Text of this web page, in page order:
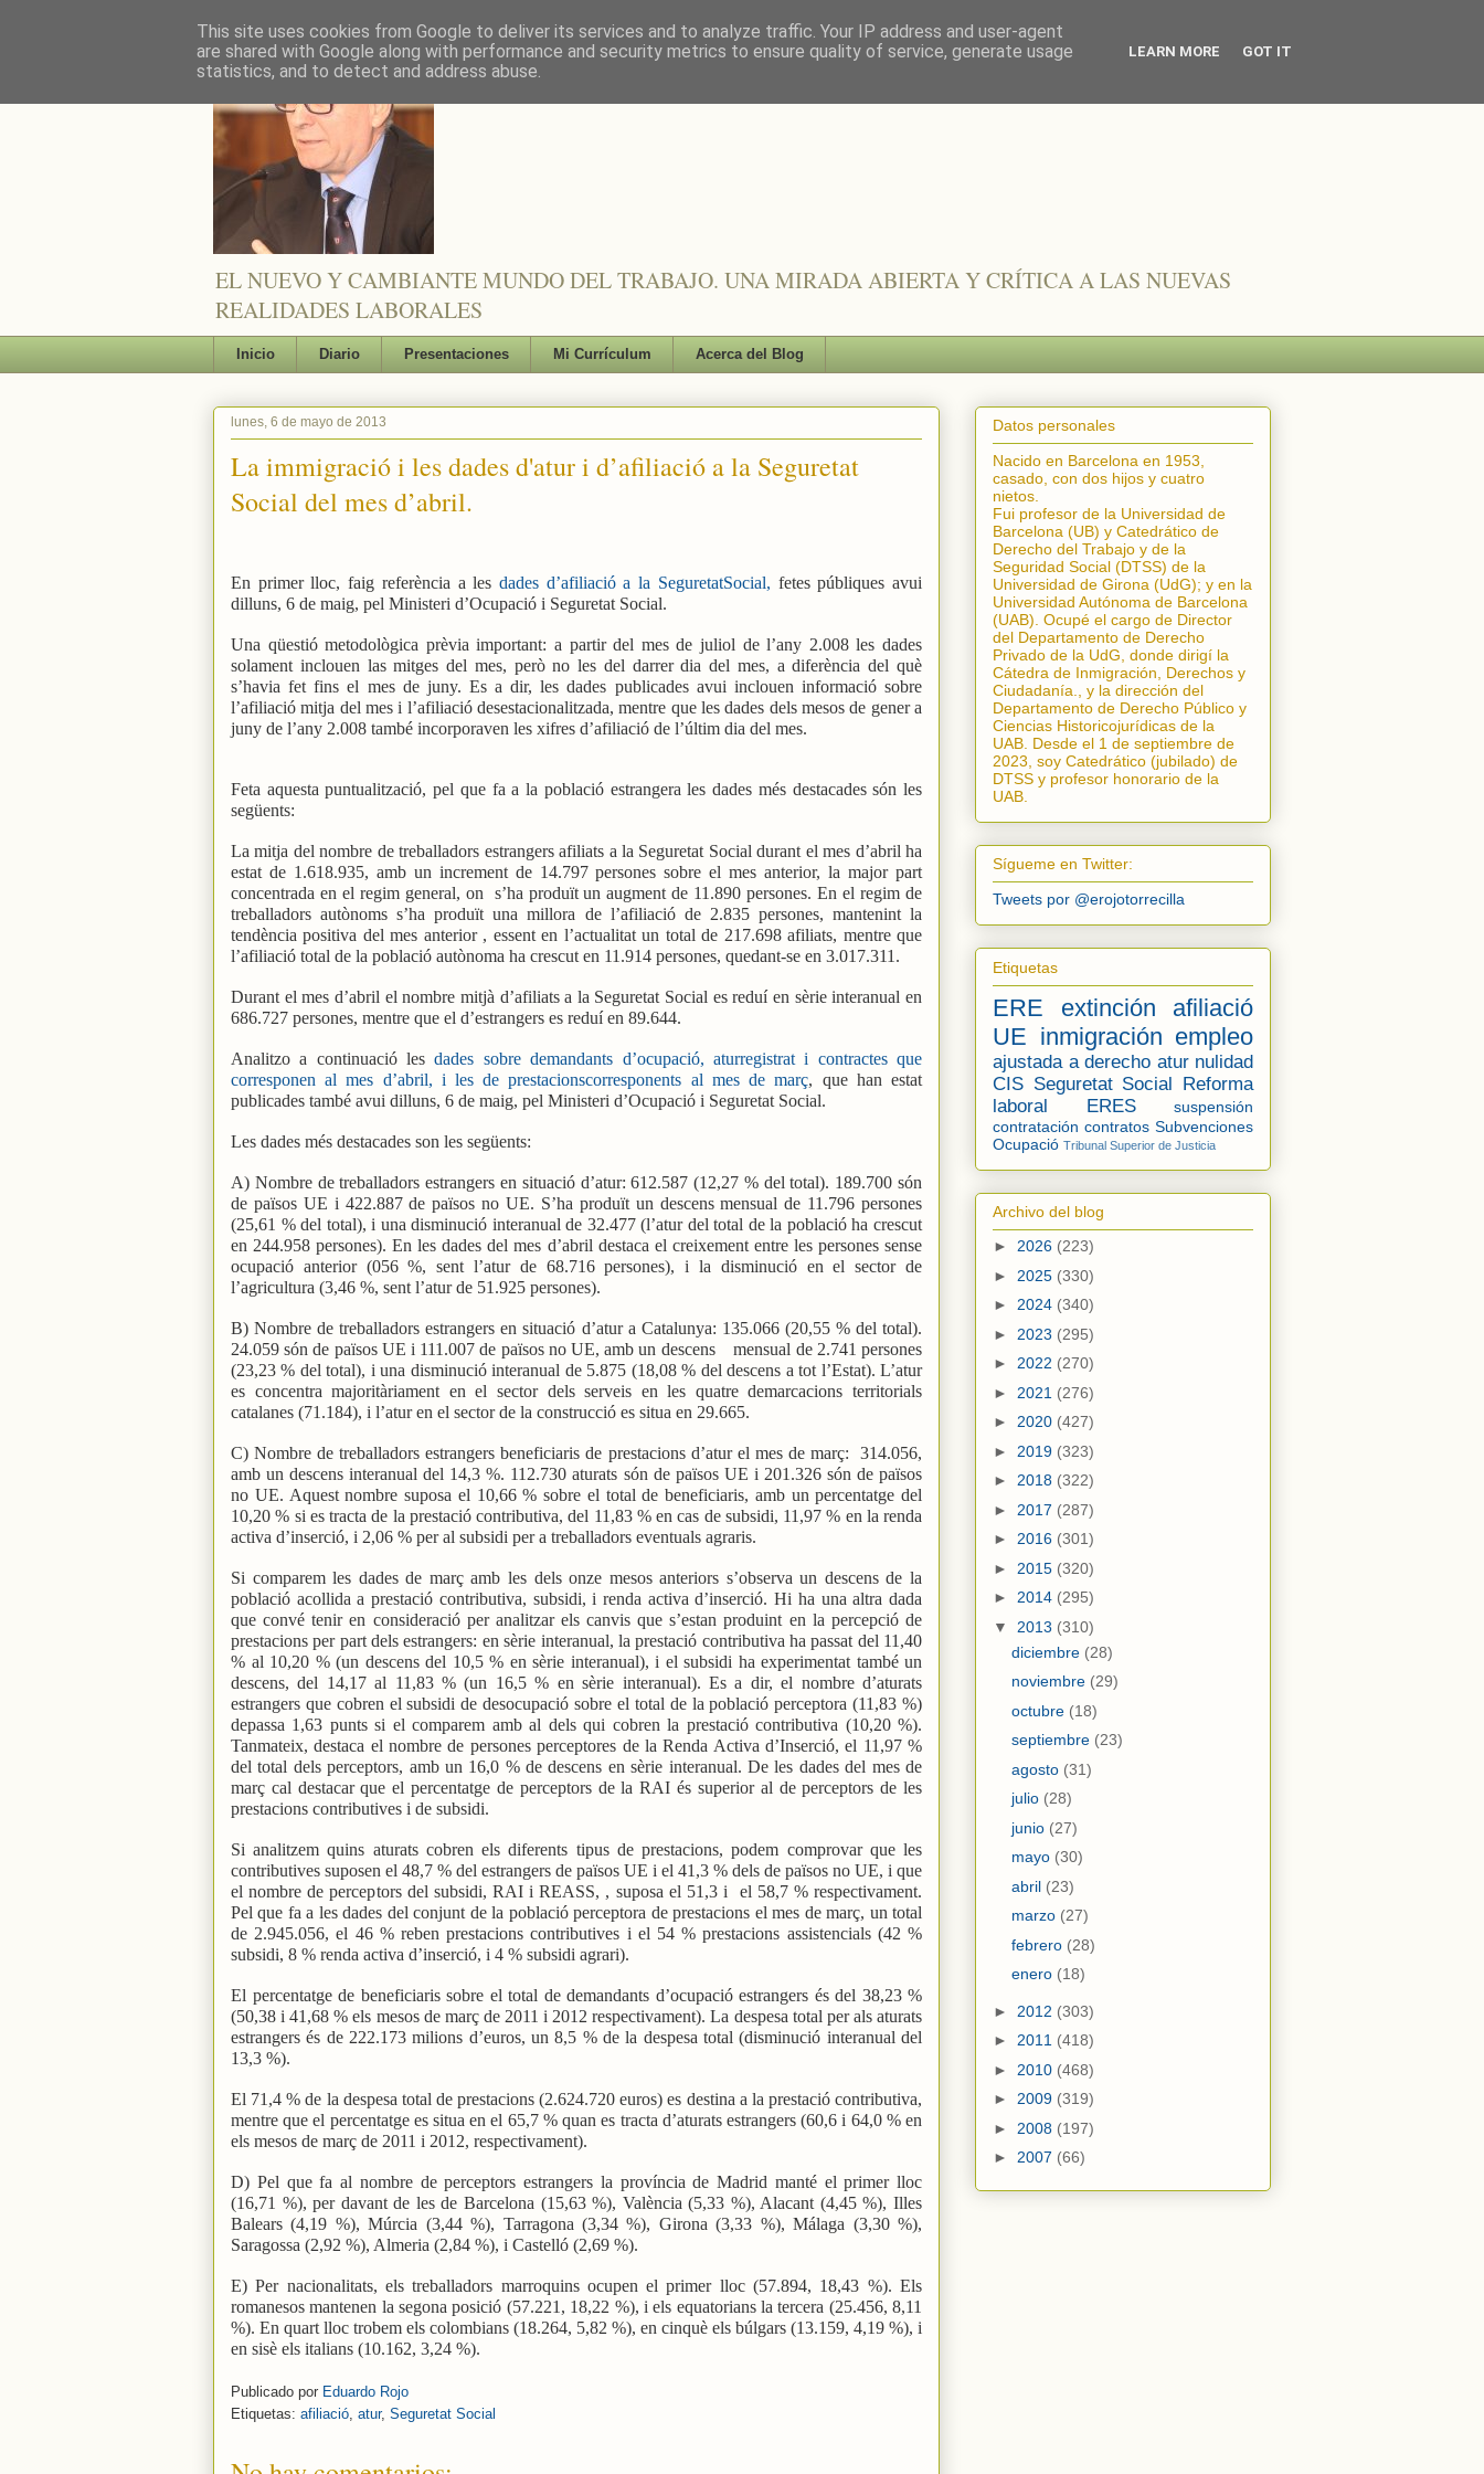
EL NUEVO Y CAMBIANTE MUNDO DEL TRABAJO. UNA MIRADA ABIERTA Y CRÍTICA A LAS NUEVAS
REALIDADES LABORALES
Inicio Diario Presentaciones Mi Currículum Acerca del Blog
lunes, 6 de mayo de 2013
La immigració i les dades d'atur i d’afiliació a la Seguretat
Social del mes d’abril.
En primer lloc, faig referència a les dades d’afiliació a la SeguretatSocial, fetes públiques avui
dilluns, 6 de maig, pel Ministeri d’Ocupació i Seguretat Social.
Una qüestió metodològica prèvia important: a partir del mes de juliol de l’any 2.008 les dades
solament inclouen las mitges del mes, però no les del darrer dia del mes, a diferència del què
s’havia fet fins el mes de juny. Es a dir, les dades publicades avui inclouen informació sobre
l’afiliació mitja del mes i l’afiliació desestacionalitzada, mentre que les dades dels mesos de gener a
juny de l’any 2.008 també incorporaven les xifres d’afiliació de l’últim dia del mes.
Feta aquesta puntualització, pel que fa a la població estrangera les dades més destacades són les
següents:
La mitja del nombre de treballadors estrangers afiliats a la Seguretat Social durant el mes d’abril ha
estat de 1.618.935, amb un increment de 14.797 persones sobre el mes anterior, la major part
concentrada en el regim general, on
s’ha produït un augment de 11.890 persones. En el regim de
treballadors autònoms s’ha produït una millora de l’afiliació de 2.835 persones, mantenint la
tendència positiva del mes anterior , essent en l’actualitat un total de 217.698 afiliats, mentre que
l’afiliació total de la població autònoma ha crescut en 11.914 persones, quedant-se en 3.017.311.
Durant el mes d’abril el nombre mitjà d’afiliats a la Seguretat Social es reduí en sèrie interanual en
686.727 persones, mentre que el d’estrangers es reduí en 89.644.
Analitzo a continuació lesdades sobre demandants d’ocupació, aturregistrat i contractes que
corresponen al mes d’abril, i les de prestacionscorresponents al mes de març, que han estat
publicades també avui dilluns, 6 de maig, pel Ministeri d’Ocupació i Seguretat Social.
Les dades més destacades son les següents:
A) Nombre de treballadors estrangers en situació d’atur: 612.587 (12,27 % del total). 189.700 són
de països UE i 422.887 de països no UE. S’ha produït un descens mensual de 11.796 persones
(25,61 % del total), i una disminució interanual de 32.477 (l’atur del total de la població ha crescut
en 244.958 persones). En les dades del mes d’abril destaca el creixement entre les persones sense
ocupació anterior (056 %, sent l’atur de 68.716 persones), i la disminució en el sector de
l’agricultura (3,46 %, sent l’atur de 51.925 persones).
B) Nombre de treballadors estrangers en situació d’atur a Catalunya: 135.066 (20,55 % del total).
24.059 són de països UE i 111.007 de països no UE, amb un descens
mensual de 2.741 persones
(23,23 % del total), i una disminució interanual de 5.875 (18,08 % del descens a tot l’Estat). L’atur
es concentra majoritàriament en el sector dels serveis en les quatre demarcacions territorials
catalanes (71.184), i l’atur en el sector de la construcció es situa en 29.665.
C) Nombre de treballadors estrangers beneficiaris de prestacions d’atur el mes de març:
314.056,
amb un descens interanual del 14,3 %. 112.730 aturats són de països UE i 201.326 són de països
no UE. Aquest nombre suposa el 10,66 % sobre el total de beneficiaris, amb un percentatge del
10,20 % si es tracta de la prestació contributiva, del 11,83 % en cas de subsidi, 11,97 % en la renda
activa d’inserció, i 2,06 % per al subsidi per a treballadors eventuals agraris.
Si comparem les dades de març amb les dels onze mesos anteriors s’observa un descens de la
població acollida a prestació contributiva, subsidi, i renda activa d’inserció. Hi ha una altra dada
que convé tenir en consideració per analitzar els canvis que s’estan produint en la percepció de
prestacions per part dels estrangers: en sèrie interanual, la prestació contributiva ha passat del 11,40
% al 10,20 % (un descens del 10,5 % en sèrie interanual), i el subsidi ha experimentat també un
descens, del 14,17 al 11,83 % (un 16,5 % en sèrie interanual). Es a dir, el nombre d’aturats
estrangers que cobren el subsidi de desocupació sobre el total de la població perceptora (11,83 %)
depassa 1,63 punts si el comparem amb al dels qui cobren la prestació contributiva (10,20 %).
Tanmateix, destaca el nombre de persones perceptores de la Renda Activa d’Inserció, el 11,97 %
del total dels perceptors, amb un 16,0 % de descens en sèrie interanual. De les dades del mes de
març cal destacar que el percentatge de perceptors de la RAI és superior al de perceptors de les
prestacions contributives i de subsidi.
Si analitzem quins aturats cobren els diferents tipus de prestacions, podem comprovar que les
contributives suposen el 48,7 % del estrangers de països UE i el 41,3 % dels de països no UE, i que
el nombre de perceptors del subsidi, RAI i REASS, , suposa el 51,3 i
el 58,7 % respectivament.
Pel que fa a les dades del conjunt de la població perceptora de prestacions el mes de març, un total
de 2.945.056, el 46 % reben prestacions contributives i el 54 % prestacions assistencials (42 %
subsidi, 8 % renda activa d’inserció, i 4 % subsidi agrari).
El percentatge de beneficiaris sobre el total de demandants d’ocupació estrangers és del 38,23 %
(50,38 i 41,68 % els mesos de març de 2011 i 2012 respectivament). La despesa total per als aturats
estrangers és de 222.173 milions d’euros, un 8,5 % de la despesa total (disminució interanual del
13,3 %).
El 71,4 % de la despesa total de prestacions (2.624.720 euros) es destina a la prestació contributiva,
mentre que el percentatge es situa en el 65,7 % quan es tracta d’aturats estrangers (60,6 i 64,0 % en
els mesos de març de 2011 i 2012, respectivament).
D) Pel que fa al nombre de perceptors estrangers la província de Madrid manté el primer lloc
(16,71 %), per davant de les de Barcelona (15,63 %), València (5,33 %), Alacant (4,45 %), Illes
Balears (4,19 %), Múrcia (3,44 %), Tarragona (3,34 %), Girona (3,33 %), Málaga (3,30 %),
Saragossa (2,92 %), Almeria (2,84 %), i Castelló (2,69 %).
E) Per nacionalitats, els treballadors marroquins ocupen el primer lloc (57.894, 18,43 %). Els
romanesos mantenen la segona posició (57.221, 18,22 %), i els equatorians la tercera (25.456, 8,11
%). En quart lloc trobem els colombians (18.264, 5,82 %), en cinquè els búlgars (13.159, 4,19 %), i
en sisè els italians (10.162, 3,24 %).
Publicado por Eduardo Rojo
Etiquetas: afiliació, atur, Seguretat Social
Datos personales
Nacido en Barcelona en 1953,
casado, con dos hijos y cuatro
nietos.
Fui profesor de la Universidad de
Barcelona (UB) y Catedrático de
Derecho del Trabajo y de la
Seguridad Social (DTSS) de la
Universidad de Girona (UdG); y en la
Universidad Autónoma de Barcelona
(UAB). Ocupé el cargo de Director
del Departamento de Derecho
Privado de la UdG, donde dirigí la
Cátedra de Inmigración, Derechos y
Ciudadanía.
, y la dirección del
Departamento de Derecho Público y
Ciencias Historicojurídicas de la
UAB. Desde el 1 de septiembre de
2023, soy Catedrático (jubilado) de
DTSS y profesor honorario de la
UAB.
Sígueme en Twitter:
Tweets por @erojotorrecilla
Etiquetas
ERE extinción
afiliació
UE inmigración empleo
ajustada a derecho atur nulidad
CIS Seguretat Social Reforma
laboral
ERES
suspensión
contratación contratos Subvenciones
Ocupació Tribunal Superior de Justicia
Archivo del blog
► 2026 (223)
► 2025 (330)
► 2024 (340)
► 2023 (295)
► 2022 (270)
► 2021 (276)
► 2020 (427)
► 2019 (323)
► 2018 (322)
► 2017 (287)
► 2016 (301)
► 2015 (320)
► 2014 (295)
▼ 2013 (310)
diciembre (28)
noviembre (29)
octubre (18)
septiembre (23)
agosto (31)
julio (28)
junio (27)
mayo (30)
abril (23)
marzo (27)
febrero (28)
enero (18)
► 2012 (303)
► 2011 (418)
► 2010 (468)
► 2009 (319)
► 2008 (197)
► 2007 (66)
This site uses cookies from Google to deliver its services and to analyze traffic. Your IP address and user-agent
are shared with Google along with performance and security metrics to ensure quality of service, generate usage
statistics, and to detect and address abuse.
LEARN MORE GOT IT